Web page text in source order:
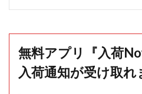
無料アプリ『入荷
入荷通知が受け取れ